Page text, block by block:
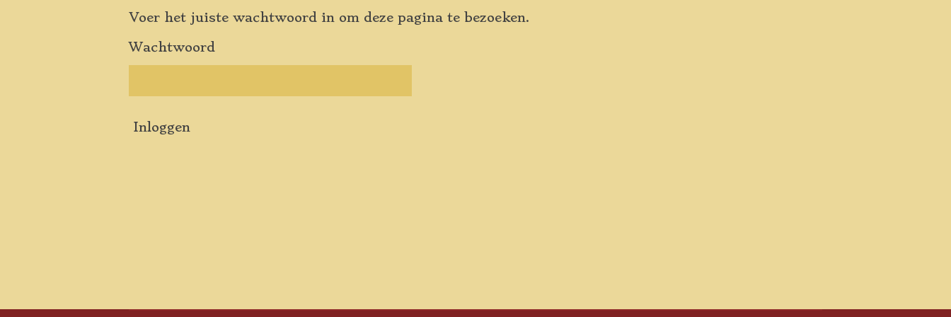
Voer het juiste wachtwoord in om deze pagina te bezoeken.
Wachtwoord
Inloggen